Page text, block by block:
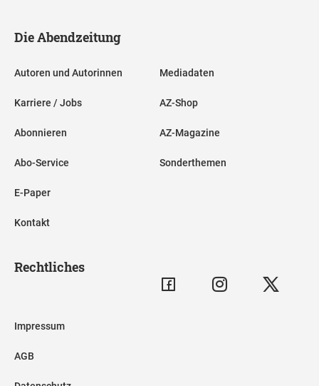
Die Abendzeitung
Autoren und Autorinnen
Karriere / Jobs
Abonnieren
Abo-Service
E-Paper
Kontakt
Mediadaten
AZ-Shop
AZ-Magazine
Sonderthemen
Rechtliches
Impressum
AGB